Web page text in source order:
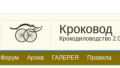
Кроковод
Крокодиловодство
Форум Архив ГАЛЕРЕЯ Правила